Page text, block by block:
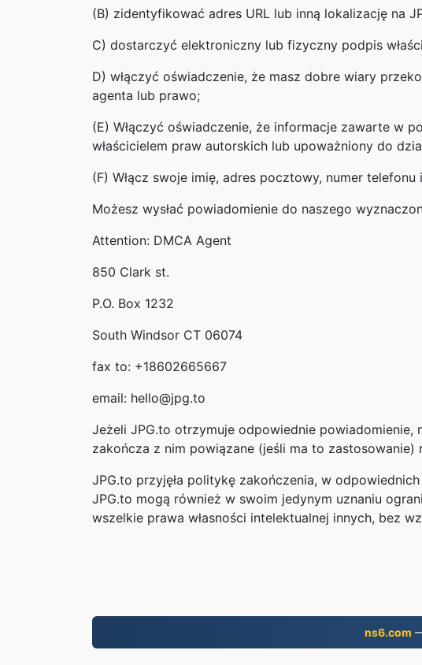
(B) zidentyfikować adres URL lub inną lokalizację na
C) dostarczyć elektroniczny lub fizyczny podpis
D) włączyć oświadczenie, że masz dobre wiary
agenta lub prawo;
(E) Włączyć oświadczenie, że informacje zawarte w
właścicielem praw autorskich lub upoważniony do
(F) Włącz swoje imię, adres pocztowy, numer telefonu
Możesz wysłać powiadomienie do naszego
Attention: DMCA Agent
850 Clark st.
P.O. Box 1232
South Windsor CT 06074
fax to: +18602665667
email: hello@jpg.to
Jeżeli JPG.to otrzymuje odpowiednie powiadomienie,
zakończa z nim powiązane (jeśli ma to zastosowanie)
JPG.to przyjęła politykę zakończenia, w
JPG.to mogą również w swoim jedynym uznaniu
wszelkie prawa własności intelektualnej innych, bez
ns6.com